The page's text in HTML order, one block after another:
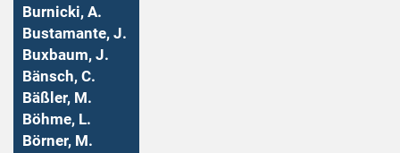
Burnicki, A.
Bustamante, J.
Buxbaum, J.
Bänsch, C.
Bäßler, M.
Böhme, L.
Börner, M.